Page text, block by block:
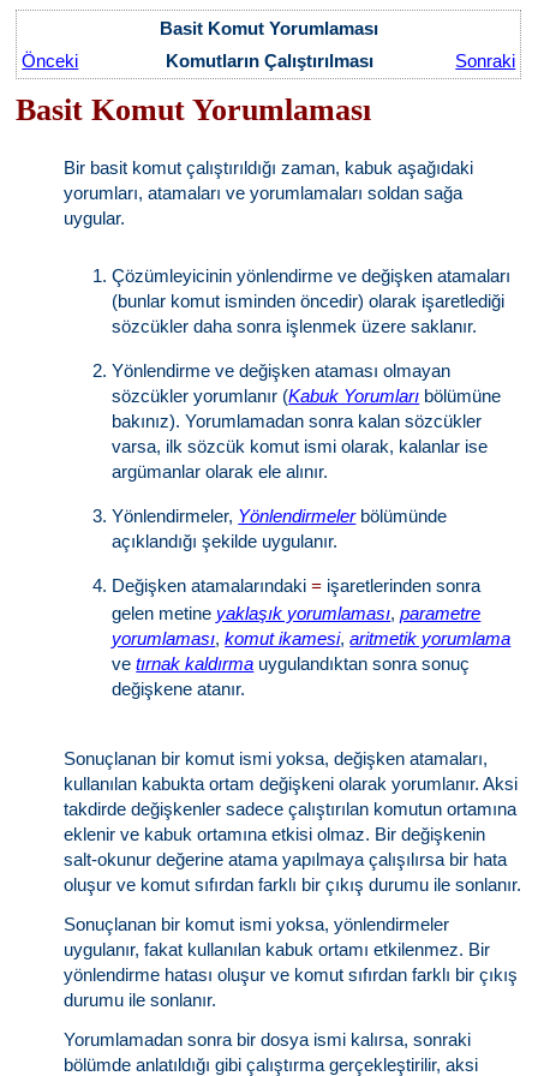
Basit Komut Yorumlaması
Önceki
Komutların Çalıştırılması Sonraki
Basit Komut Yorumlaması
Bir basit komut çalıştırıldığı zaman, kabuk aşağıdaki
yorumları, atamaları ve yorumlamaları soldan sağa
uygular.
Çözümleyicinin yönlendirme ve değişken atamaları
(bunlar komut isminden öncedir) olarak işaretlediği
sözcükler daha sonra işlenmek üzere saklanır.
Yönlendirme ve değişken ataması olmayan
sözcükler yorumlanır (Kabuk Yorumları bölümüne
bakınız). Yorumlamadan sonra kalan sözcükler
varsa, ilk sözcük komut ismi olarak, kalanlar ise
argümanlar olarak ele alınır.
Yönlendirmeler, Yönlendirmelerbölümünde
açıklandığı şekilde uygulanır.
Değişken atamalarındaki= işaretlerinden sonra
gelen metine yaklaşık yorumlaması,parametre
yorumlaması,komut ikamesi,aritmetik yorumlama
vetırnak kaldırma uygulandıktan sonra sonuç
değişkene atanır.
Sonuçlanan bir komut ismi yoksa, değişken atamaları,
kullanılan kabukta ortam değişkeni olarak yorumlanır. Aksi
takdirde değişkenler sadece çalıştırılan komutun ortamına
eklenir ve kabuk ortamına etkisi olmaz. Bir değişkenin
salt-okunur değerine atama yapılmaya çalışılırsa bir hata
oluşur ve komut sıfırdan farklı bir çıkış durumu ile sonlanır.
Sonuçlanan bir komut ismi yoksa, yönlendirmeler
uygulanır, fakat kullanılan kabuk ortamı etkilenmez. Bir
yönlendirme hatası oluşur ve komut sıfırdan farklı bir çıkış
durumu ile sonlanır.
Yorumlamadan sonra bir dosya ismi kalırsa, sonraki
bölümde anlatıldığı gibi çalıştırma gerçekleştirilir, aksi